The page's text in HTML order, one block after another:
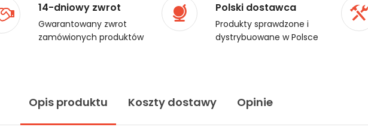
14-dniowy zwrot
Gwarantowany zwrot
zamówionych produktów
Polski dostawca
Produkty sprawdzone i
dystrybuowane w Polsce
Opis produktu Koszty dostawy Opinie